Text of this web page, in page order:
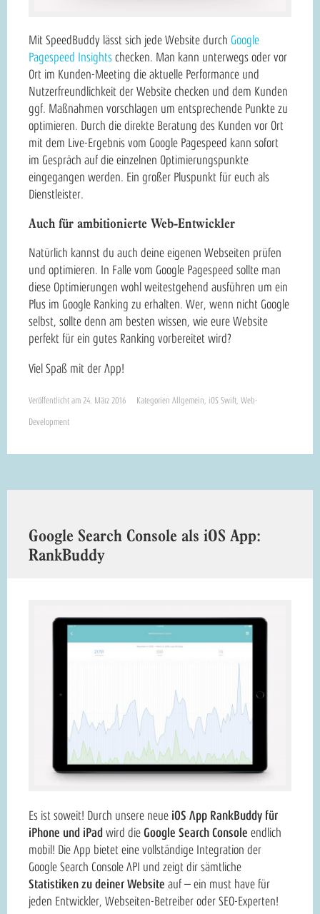
Mit SpeedBuddy lässt sich jede Website durch Google
Pagespeed Insights checken. Man kann unterwegs oder vor
Ort im Kunden-Meeting die aktuelle Performance und
Nutzerfreundlichkeit der Website checken und dem Kunden
ggf. Maßnahmen vorschlagen um entsprechende Punkte zu
optimieren. Durch die direkte Beratung des Kunden vor Ort
mit dem Live-Ergebnis vom Google Pagespeed kann sofort
im Gespräch auf die einzelnen Optimierungspunkte
eingegangen werden. Ein großer Pluspunkt für euch als
Dienstleister.
Auch für ambitionierte Web-Entwickler
Natürlich kannst du auch deine eigenen Webseiten prüfen
und optimieren. In Falle vom Google Pagespeed sollte man
diese Optimierungen wohl weitestgehend ausführen um ein
Plus im Google Ranking zu erhalten. Wer, wenn nicht Google
selbst, sollte denn am besten wissen, wie eure Website
perfekt für ein gutes Ranking vorbereitet wird?
Viel Spaß mit der App!
Veröffentlicht am 24. März 2016 Kategorien Allgemein, iOS Swift, Web-
Development
Google Search Console als iOS App:
RankBuddy
Es ist soweit! Durch unsere neue iOS App RankBuddy für
iPhone und iPad wird die Google Search Console endlich
mobil! Die App bietet eine vollständige Integration der
Google Search Console API und zeigt dir sämtliche
Statistiken zu deiner Website auf – ein must have für
jeden Entwickler, Webseiten-Betreiber oder SEO-Experten!